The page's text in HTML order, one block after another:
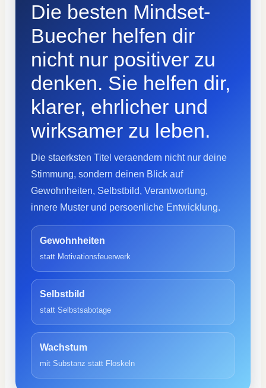
Die besten Mindset-
Buecher helfen dir
nicht nur positiver zu
denken. Sie helfen dir,
klarer, ehrlicher und
wirksamer zu leben.
Die staerksten Titel veraendern nicht nur deine
Stimmung, sondern deinen Blick auf
Gewohnheiten, Selbstbild, Verantwortung,
innere Muster und persoenliche Entwicklung.
Gewohnheiten
statt Motivationsfeuerwerk
Selbstbild
statt Selbstsabotage
Wachstum
mit Substanz statt Floskeln